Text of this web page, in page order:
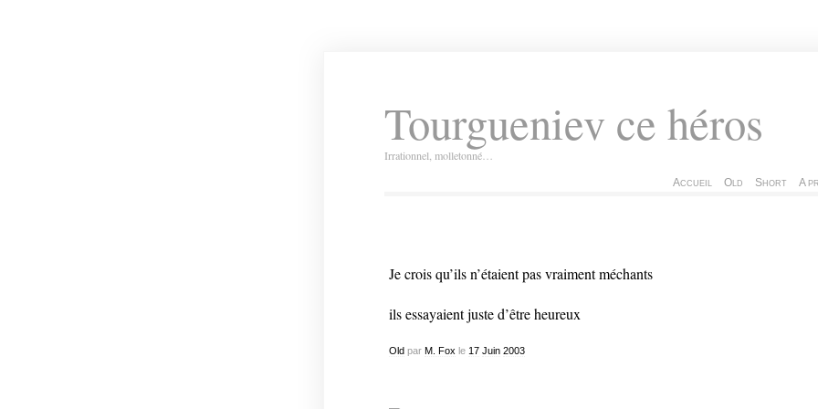
Tourgueniev ce héros
Irrationnel, molletonné…
Accueil Old Short A
Je crois qu’ils n’étaient pas vraiment méchants
ils essayaient juste d’être heureux
Oldpar M. Fox le 17 Juin 2003